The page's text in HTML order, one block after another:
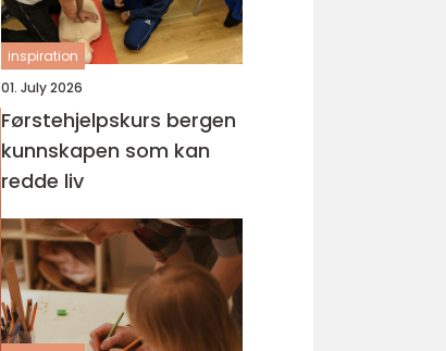
inspiration
01. July 2026
Førstehjelpskurs bergen
kunnskapen som kan
redde liv